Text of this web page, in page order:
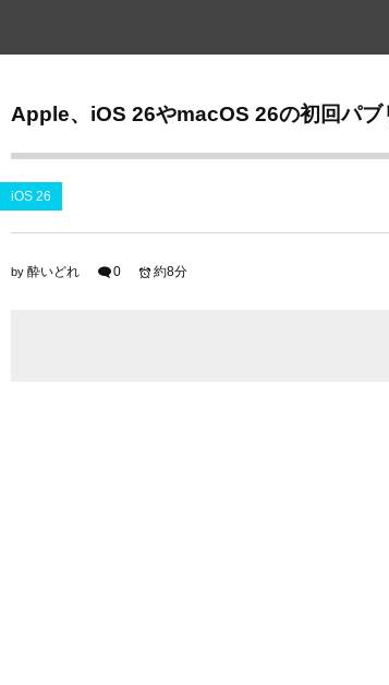
Apple、iOS 26やmacOS 26の初回パブ
iOS 26
by 酔いどれ 0 約8分